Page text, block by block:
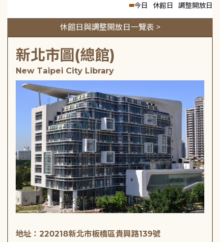
今日 休館日 調整開放日
休館日與調整開放日一覽表 >
新北市圖(總館)
New Taipei City Library
地址：220218新北市板橋區貴興路139號